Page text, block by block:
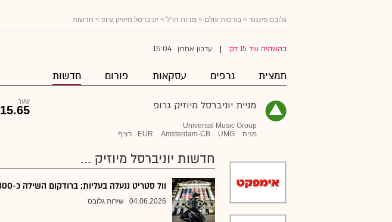
גלובס פיננסי > בורסות עולם > מניות חו"ל > יוניברסל מיוזיק גרופ > חדשות
בהשהיה של 15 דק' עדכון אחרון 15:04
תמצית גרפים עסקאות פורום חדשות
מניית יוניברסל מיוזיק גרופ
Universal Music Group
מניה
UMG
Amsterdam-CB
EUR רציף
שער
15.65
חדשות יוניברסל מיוזיק ...
וול סטריט ננעלה בעליות; ברודקום השילה כ-300 מיליארד דולר משוויה
04.06.2026 שירות גלובס